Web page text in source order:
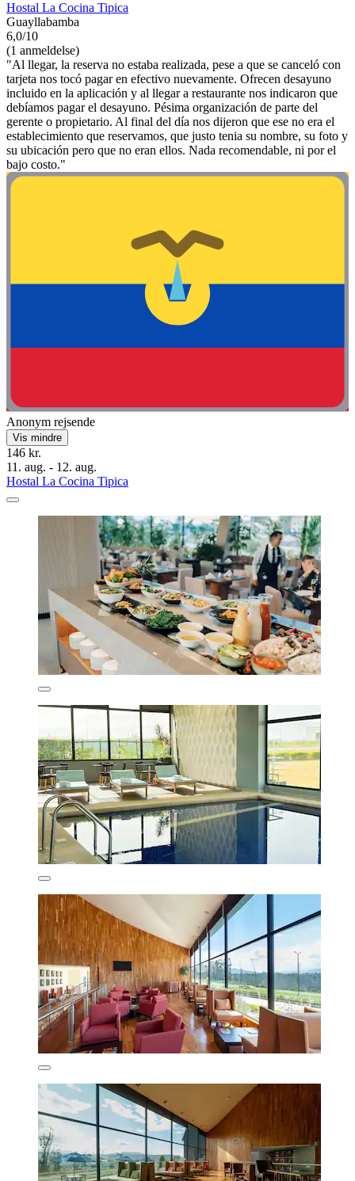
Hostal La Cocina Tipica
Guayllabamba
6,0/10
(1 anmeldelse)
"Al llegar, la reserva no estaba realizada, pese a que se canceló con
tarjeta nos tocó pagar en efectivo nuevamente. Ofrecen desayuno
incluido en la aplicación y al llegar a restaurante nos indicaron que
debíamos pagar el desayuno. Pésima organización de parte del
gerente o propietario. Al final del día nos dijeron que ese no era el
establecimiento que reservamos, que justo tenia su nombre, su foto y
su ubicación pero que no eran ellos. Nada recomendable, ni por el
bajo costo."
Anonym rejsende
Vis mindre
146 kr.
11. aug. - 12. aug.
Hostal La Cocina Tipica